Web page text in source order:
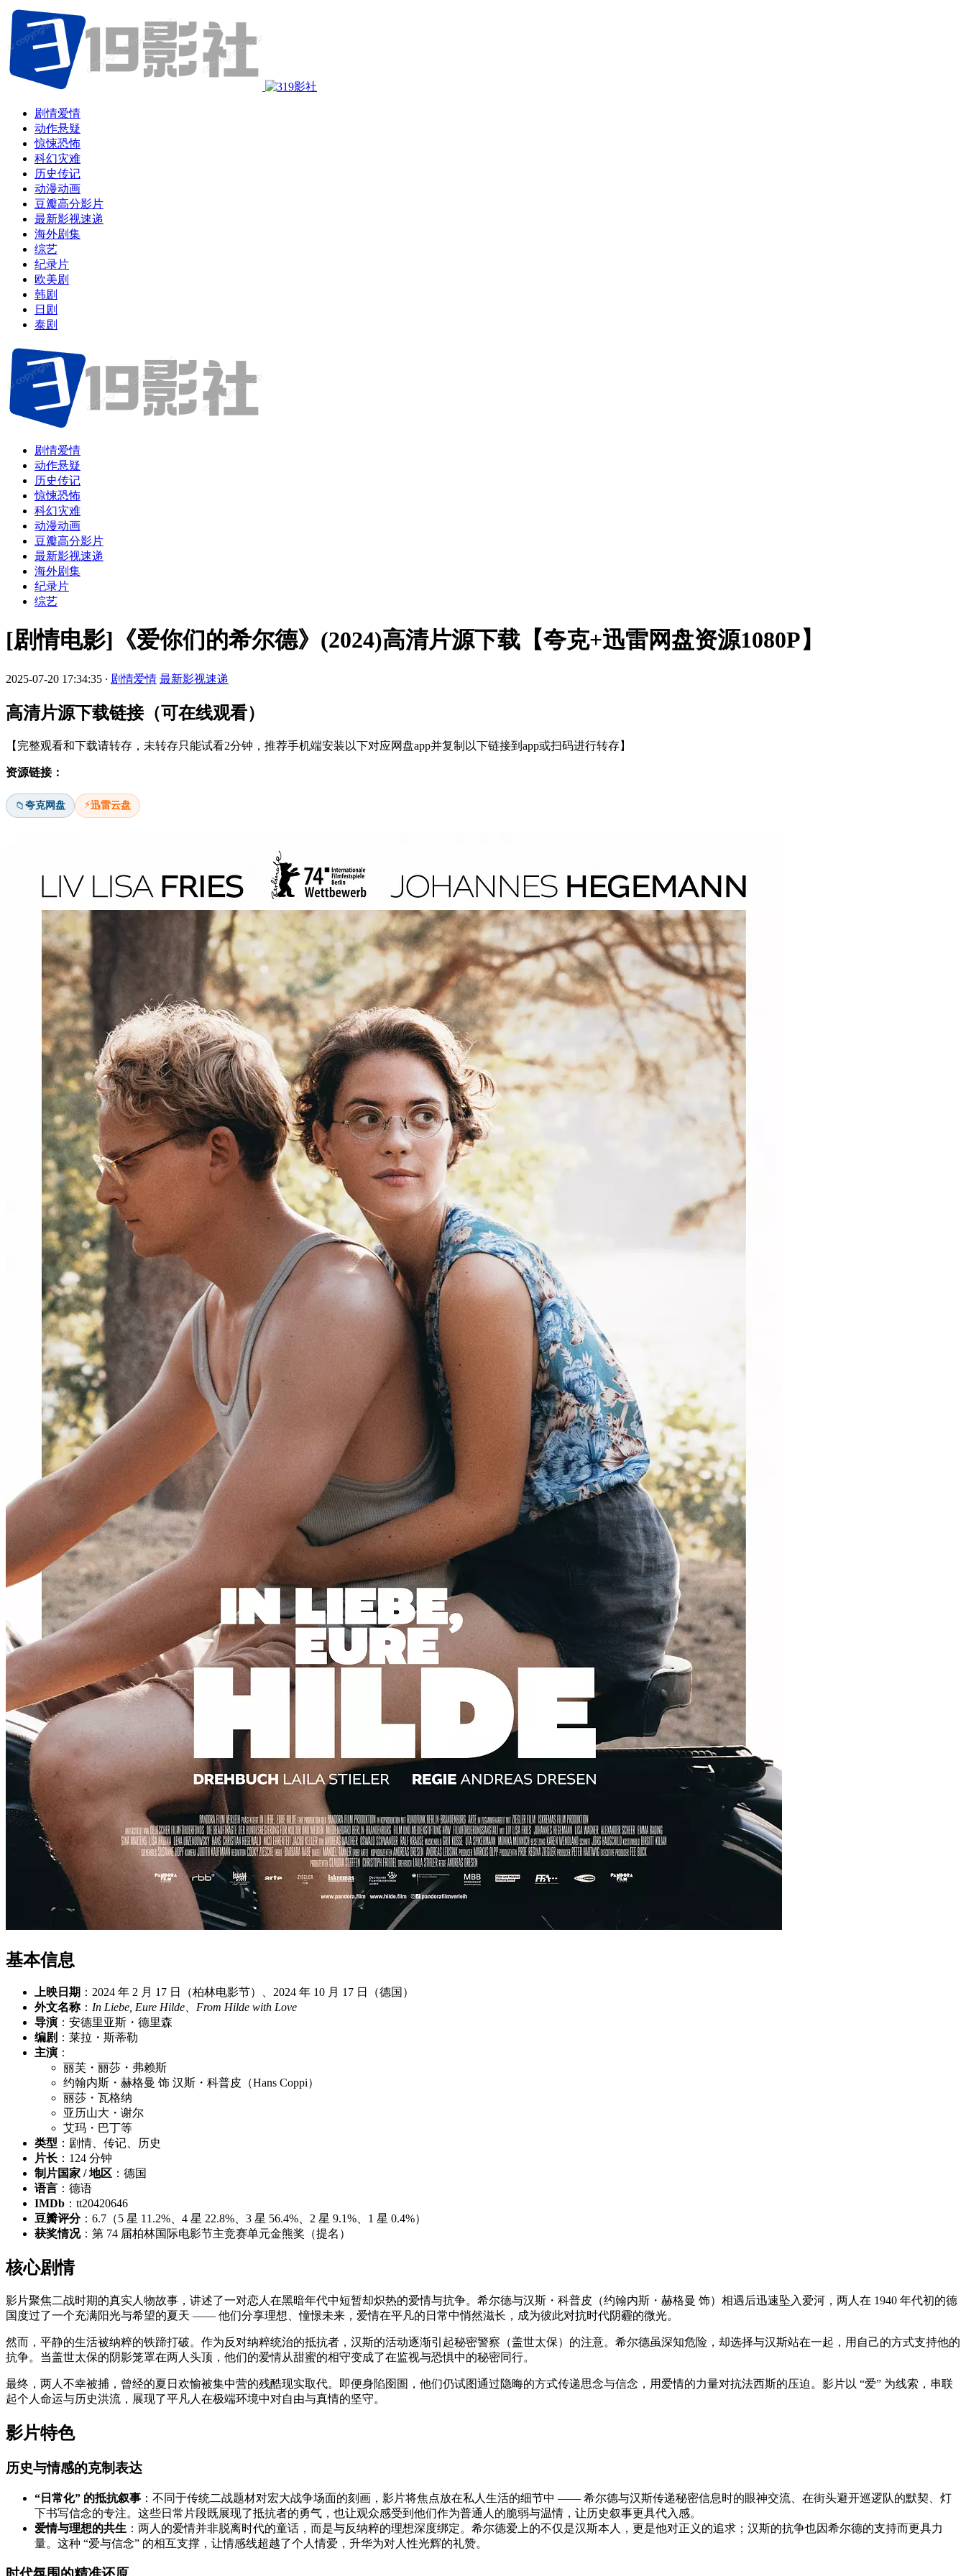
剧情爱情
动作悬疑
惊悚恐怖
科幻灾难
历史传记
动漫动画
豆瓣高分影片
最新影视速递
海外剧集
综艺
纪录片
欧美剧
韩剧
日剧
泰剧
剧情爱情
动作悬疑
历史传记
惊悚恐怖
科幻灾难
动漫动画
豆瓣高分影片
最新影视速递
海外剧集
纪录片
综艺
[剧情电影]《爱你们的希尔德》(2024)高清片源下载【夸克+迅雷网盘资源1080P】
2025-07-20 17:34:35 · 剧情爱情 最新影视速递
高清片源下载链接（可在线观看）
【完整观看和下载请转存，未转存只能试看2分钟，推荐手机端安装以下对应网盘app并复制以下链接到app或扫码进行转存】
资源链接：
📁夸克网盘 ⚡迅雷云盘
基本信息
上映日期 ：2024 年 2 月 17 日（柏林电影节）、2024 年 10 月 17 日（德国）
外文名称： In Liebe, Eure Hilde、 From Hilde with Love
导演 ：安德里亚斯・德里森
编剧 ：莱拉・斯蒂勒
主演 ：
丽芙・丽莎・弗赖斯
约翰内斯・赫格曼 饰 汉斯・科普皮（Hans Coppi）
丽莎・瓦格纳
亚历山大・谢尔
艾玛・巴丁等
类型 ：剧情、传记、历史
片长 ：124 分钟
制片国家 / 地区 ：德国
语言 ：德语
IMDb ：tt20420646
豆瓣评分：6.7（5 星 11.2%、4 星 22.8%、3 星 56.4%、2 星 9.1%、1 星 0.4%）
获奖情况：第 74 届柏林国际电影节主竞赛单元金熊奖（提名）
核心剧情
影片聚焦二战时期的真实人物故事，讲述了一对恋人在黑暗年代中短暂却炽热的爱情与抗争。希尔德与汉斯・科普皮（约翰内斯・赫格曼 饰）相遇后迅速坠入爱河，两人在 1940 年代初的德
国度过了一个充满阳光与希望的夏天 —— 他们分享理想、憧憬未来，爱情在平凡的日常中悄然滋长，成为彼此对抗时代阴霾的微光。
然而，平静的生活被纳粹的铁蹄打破。作为反对纳粹统治的抵抗者，汉斯的活动逐渐引起秘密警察（盖世太保）的注意。希尔德虽深知危险，却选择与汉斯站在一起，用自己的方式支持他的
抗争。当盖世太保的阴影笼罩在两人头顶，他们的爱情从甜蜜的相守变成了在监视与恐惧中的秘密同行。
最终，两人不幸被捕，曾经的夏日欢愉被集中营的残酷现实取代。即便身陷囹圄，他们仍试图通过隐晦的方式传递思念与信念，用爱情的力量对抗法西斯的压迫。影片以 “爱” 为线索，串联
起个人命运与历史洪流，展现了平凡人在极端环境中对自由与真情的坚守。
影片特色
历史与情感的克制表达
“日常化” 的抵抗叙事 ：不同于传统二战题材对宏大战争场面的刻画，影片将焦点放在私人生活的细节中 —— 希尔德与汉斯传递秘密信息时的眼神交流、在街头避开巡逻队的默契、灯
下书写信念的专注。这些日常片段既展现了抵抗者的勇气，也让观众感受到他们作为普通人的脆弱与温情，让历史叙事更具代入感。
爱情与理想的共生 ：两人的爱情并非脱离时代的童话，而是与反纳粹的理想深度绑定。希尔德爱上的不仅是汉斯本人，更是他对正义的追求；汉斯的抗争也因希尔德的支持而更具力
量。这种 “爱与信念” 的相互支撑，让情感线超越了个人情爱，升华为对人性光辉的礼赞。